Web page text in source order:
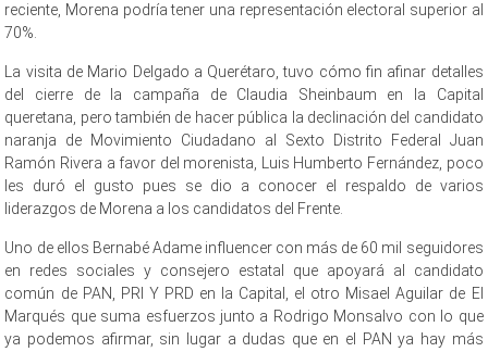
reciente, Morena podría tener una representación electoral superior al
70%.
La visita de Mario Delgado a Querétaro, tuvo cómo fin afinar detalles
del cierre de la campaña de Claudia Sheinbaum en la Capital
queretana, pero también de hacer pública la declinación del candidato
naranja de Movimiento Ciudadano al Sexto Distrito Federal Juan
Ramón Rivera a favor del morenista, Luis Humberto Fernández, poco
les duró el gusto pues se dio a conocer el respaldo de varios
liderazgos de Morena a los candidatos del Frente.
Uno de ellos Bernabé Adame influencer con más de 60 mil seguidores
en redes sociales y consejero estatal que apoyará al candidato
común de PAN, PRI Y PRD en la Capital, el otro Misael Aguilar de El
Marqués que suma esfuerzos junto a Rodrigo Monsalvo con lo que
ya podemos afirmar, sin lugar a dudas que en el PAN ya hay más